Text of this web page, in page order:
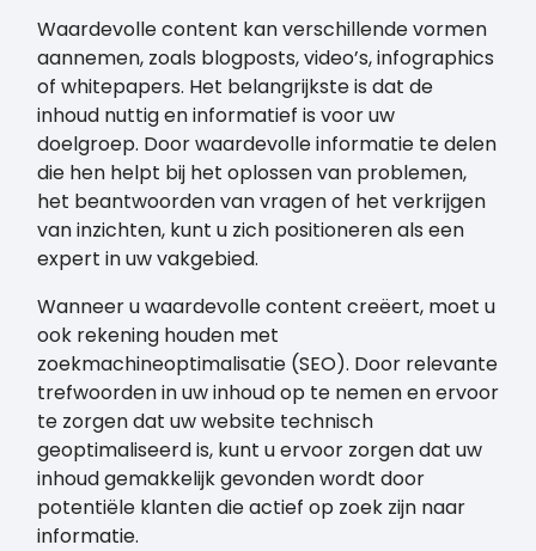
Waardevolle content kan verschillende vormen
aannemen, zoals blogposts, video’s, infographics
of whitepapers. Het belangrijkste is dat de
inhoud nuttig en informatief is voor uw
doelgroep. Door waardevolle informatie te delen
die hen helpt bij het oplossen van problemen,
het beantwoorden van vragen of het verkrijgen
van inzichten, kunt u zich positioneren als een
expert in uw vakgebied.
Wanneer u waardevolle content creëert, moet u
ook rekening houden met
zoekmachineoptimalisatie (SEO). Door relevante
trefwoorden in uw inhoud op te nemen en ervoor
te zorgen dat uw website technisch
geoptimaliseerd is, kunt u ervoor zorgen dat uw
inhoud gemakkelijk gevonden wordt door
potentiële klanten die actief op zoek zijn naar
informatie.